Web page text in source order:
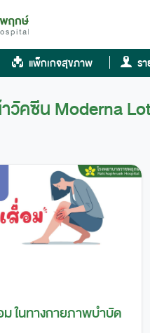
แพ็กเกจสุขภาพ ร
วัคซีน Moderna
ม ในทางกายภาพบำบัด